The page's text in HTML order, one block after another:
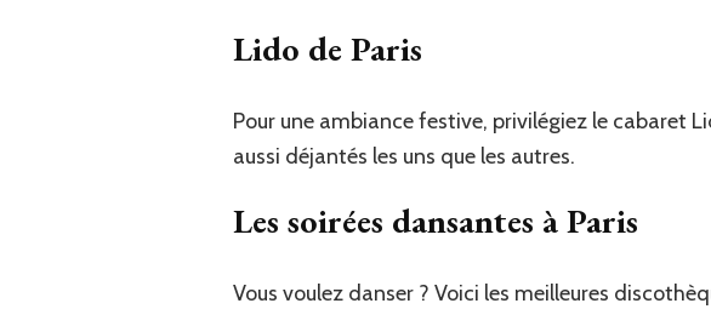
Lido de Paris
Pour une ambiance festive, privilégiez le cabaret
aussi déjantés les uns que les autres.
Les soirées dansantes à Paris
Vous voulez danser ? Voici les meilleures